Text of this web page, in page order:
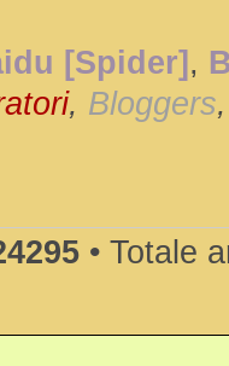
[Spider] ,
, Bloggers
• Totale